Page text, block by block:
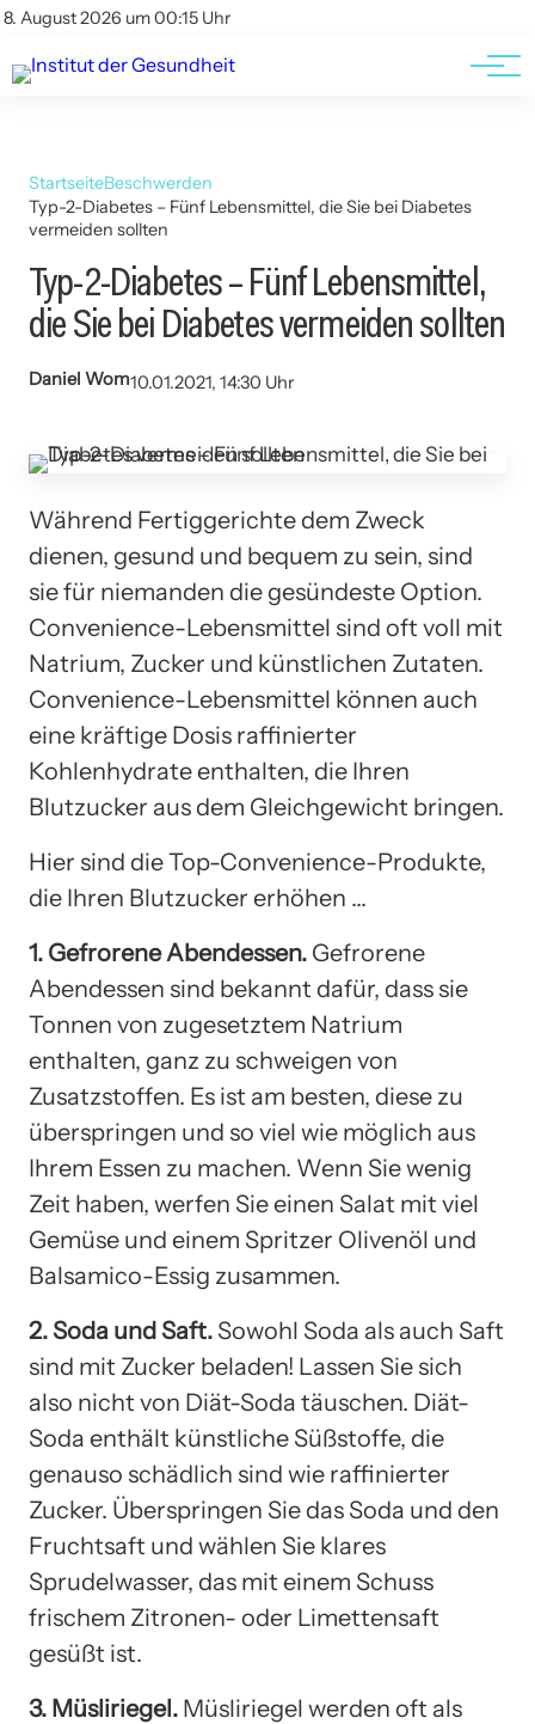
8. August 2026 um 00:15 Uhr
Kontakt
Kontakt
AGBs
StartseiteBeschwerden
Typ-2-Diabetes – Fünf Lebensmittel, die Sie bei Diabetes
vermeiden sollten
Typ-2-Diabetes – Fünf Lebensmittel,
die Sie bei Diabetes vermeiden sollten
Daniel Wom10.01.2021, 14:30 Uhr
Während Fertiggerichte dem Zweck
dienen, gesund und bequem zu sein, sind
sie für niemanden die gesündeste Option.
Convenience-Lebensmittel sind oft voll mit
Natrium, Zucker und künstlichen Zutaten.
Convenience-Lebensmittel können auch
eine kräftige Dosis raffinierter
Kohlenhydrate enthalten, die Ihren
Blutzucker aus dem Gleichgewicht bringen.
Hier sind die Top-Convenience-Produkte,
die Ihren Blutzucker erhöhen …
1. Gefrorene Abendessen. Gefrorene
Abendessen sind bekannt dafür, dass sie
Tonnen von zugesetztem Natrium
enthalten, ganz zu schweigen von
Zusatzstoffen. Es ist am besten, diese zu
überspringen und so viel wie möglich aus
Ihrem Essen zu machen. Wenn Sie wenig
Zeit haben, werfen Sie einen Salat mit viel
Gemüse und einem Spritzer Olivenöl und
Balsamico-Essig zusammen.
2. Soda und Saft. Sowohl Soda als auch Saft
sind mit Zucker beladen! Lassen Sie sich
also nicht von Diät-Soda täuschen. Diät-
Soda enthält künstliche Süßstoffe, die
genauso schädlich sind wie raffinierter
Zucker. Überspringen Sie das Soda und den
Fruchtsaft und wählen Sie klares
Sprudelwasser, das mit einem Schuss
frischem Zitronen- oder Limettensaft
gesüßt ist.
3. Müsliriegel. Müsliriegel werden oft als